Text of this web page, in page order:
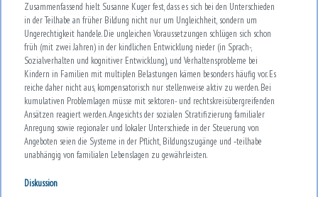
Zusammenfassend hielt Susanne Kuger fest, dass es sich bei den Unterschieden
in der Teilhabe an früher Bildung nicht nur um Ungleichheit, sondern um
Ungerechtigkeit handele. Die ungleichen Voraussetzungen schlügen sich schon
früh (mit zwei Jahren) in der kindlichen Entwicklung nieder (in Sprach-,
Sozialverhalten und kognitiver Entwicklung), und Verhaltensprobleme bei
Kindern in Familien mit multiplen Belastungen kämen besonders häufig vor. Es
reiche daher nicht aus, kompensatorisch nur stellenweise aktiv zu werden. Bei
kumulativen Problemlagen müsse mit sektoren- und rechtskreisübergreifenden
Ansätzen reagiert werden. Angesichts der sozialen Stratifizierung familialer
Anregung sowie regionaler und lokaler Unterschiede in der Steuerung von
Angeboten seien die Systeme in der Pflicht, Bildungszugänge und ‑teilhabe
unabhängig von familialen Lebenslagen zu gewährleisten.
Diskussion